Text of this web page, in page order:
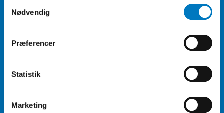
Nødvendig
Præferencer
Statistik
Marketing